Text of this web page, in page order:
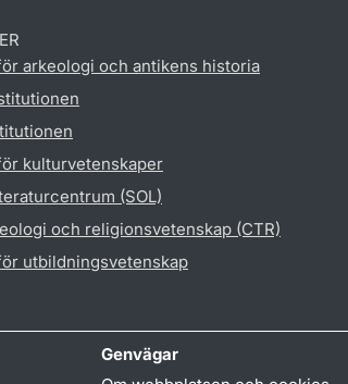
arkeologi och antikens historia
kulturvetenskaper
(SOL)
och religionsvetenskap (CTR)
utbildningsvetenskap
Genvägar